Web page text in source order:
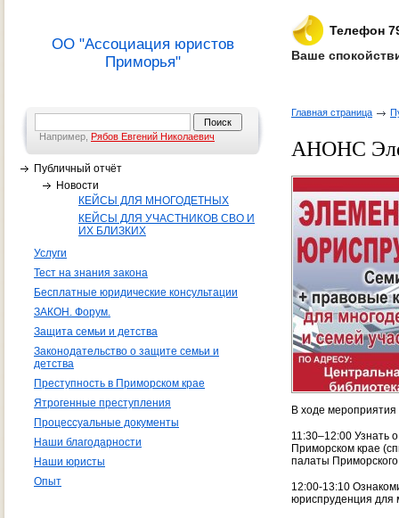
ОО "Ассоциация юристов
Приморья"
Телефон
Ваше
Например, Рябов Евгений Николаевич
Публичный отчёт
Новости
КЕЙСЫ ДЛЯ МНОГОДЕТНЫХ
КЕЙСЫ ДЛЯ УЧАСТНИКОВ СВО И
ИХ БЛИЗКИХ
Услуги
Тест на знания закона
Бесплатные юридические консультации
ЗАКОН. Форум.
Защита семьи и детства
Законодательство о защите семьи и
детства
Преступность в Приморском крае
Ятрогенные преступления
Процессуальные документы
Наши благодарности
Наши юристы
Опыт
Главная страница
АНОНС
В ходе мероприятия
11:30–12:00 Узнать
Приморском крае
палаты Приморского
12:00-13:10
юриспруденция